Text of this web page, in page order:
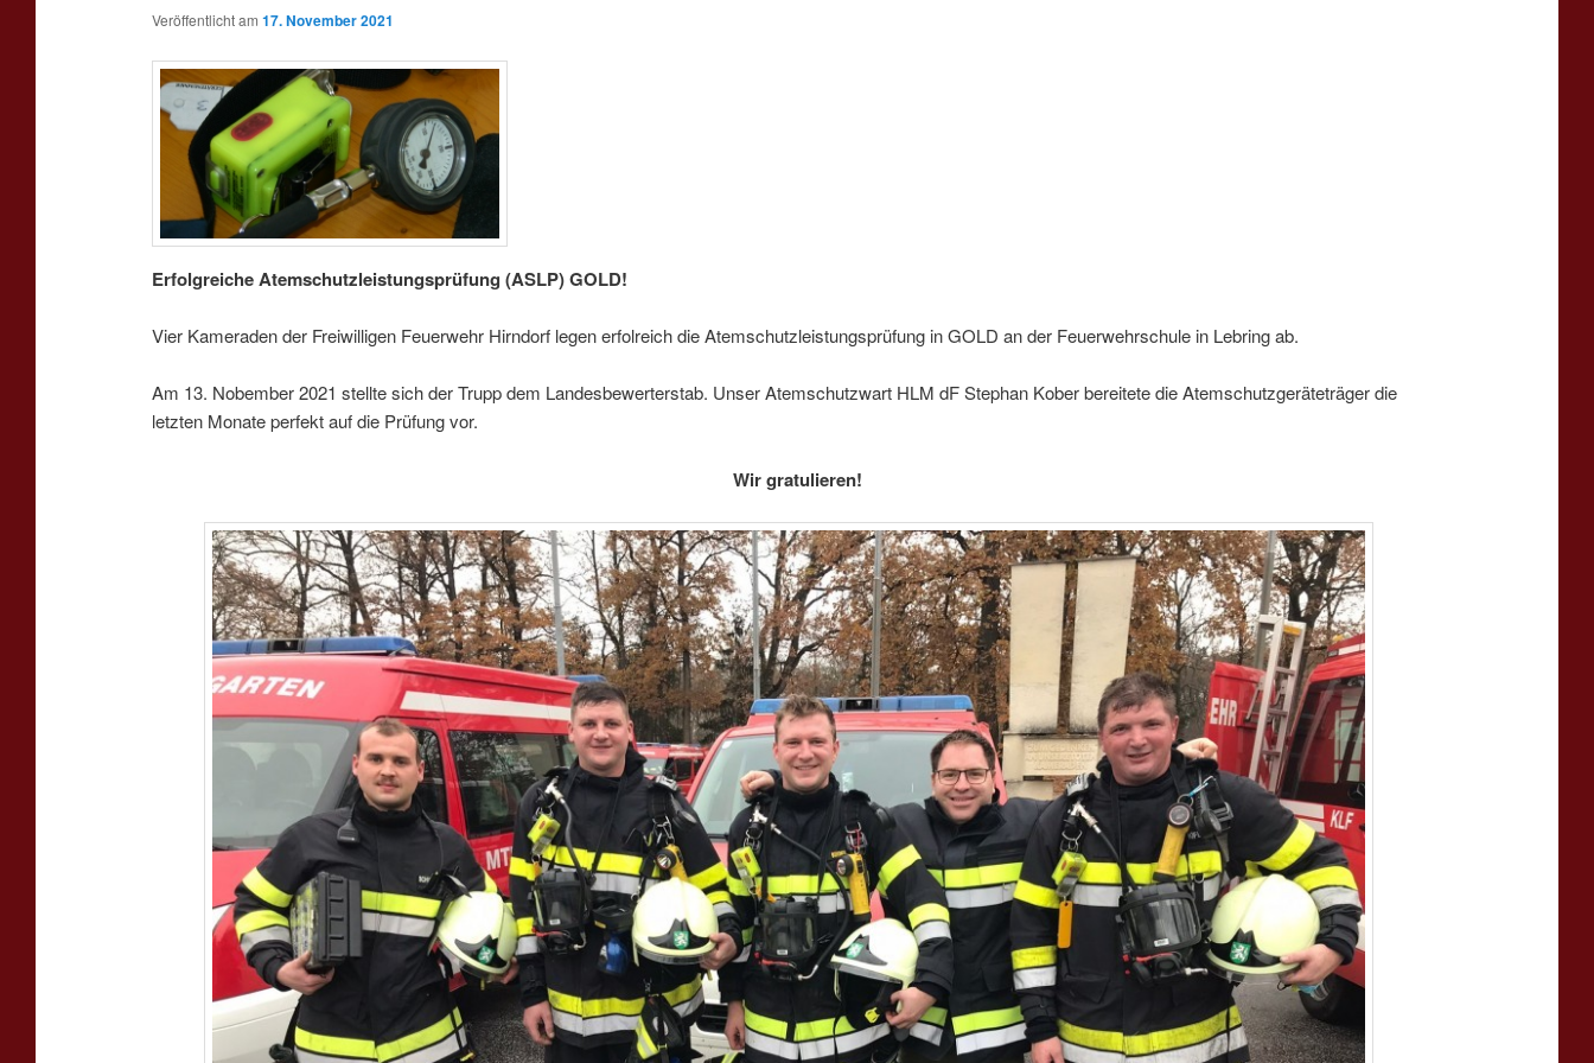
Veröffentlicht am 17. November 2021
Erfolgreiche Atemschutzleistungsprüfung (ASLP) GOLD!
Vier Kameraden der Freiwilligen Feuerwehr Hirndorf legen erfolreich die Atemschutzleistungsprüfung in GOLD an der Feuerwehrschule in Lebring ab.
Am 13. Nobember 2021 stellte sich der Trupp dem Landesbewerterstab. Unser Atemschutzwart HLM dF Stephan Kober bereitete die Atemschutzgeräteträger die
letzten Monate perfekt auf die Prüfung vor.
Wir gratulieren!